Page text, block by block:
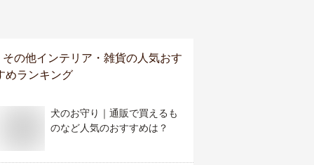
その他インテリア・雑貨の人気おす
めランキング
犬のお守り｜通販で買えるも
のなど人気のおすすめは？